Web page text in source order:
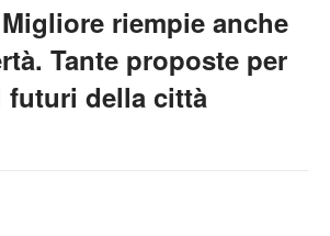
riempie anche
Tante proposte per
della città